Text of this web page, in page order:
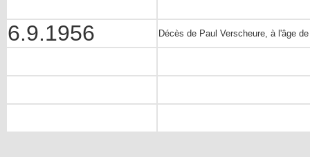
6.9.1956 Décès de Paul Verscheure, à l'âge